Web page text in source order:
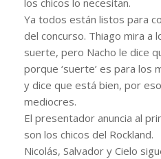
Ya todos están listos para
del concurso. Thiago mira a
suerte, pero Nacho le dice
porque ‘suerte’ es para los
y dice que está bien, por
mediocres.
El presentador anuncia al
son los chicos del Rockland.
Nicolás, Salvador y Cielo